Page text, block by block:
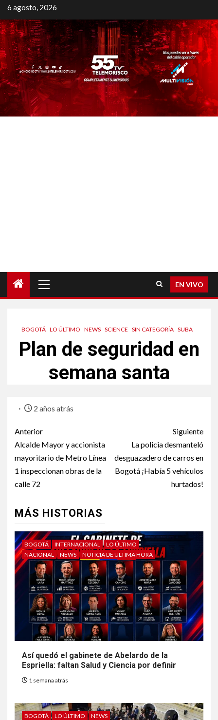
6 agosto, 2026
EN VIVO
BOGOTÁ LO ÚLTIMO NEWS SCIENCE SIN CATEGORÍA SUBA
Plan de seguridad en
semana santa
2 años atrás
Anterior
Alcalde Mayor y accionista
mayoritario de Metro Línea
1 inspeccionan obras de la
calle 72
Siguiente
La policia desmanteló
desguazadero de carros en
Bogotá ¡Había 5 vehículos
hurtados!
MÁS HISTORIAS
BOGOTÁ INTERNACIONAL
LO ÚLTIMO
NACIONAL
NEWS NOTICIA DE ULTIMA HORA
Así quedó el gabinete de Abelardo de la
Espriella: faltan Salud y Ciencia por definir
1 semana atrás
BOGOTÁ LO ÚLTIMO
NEWS